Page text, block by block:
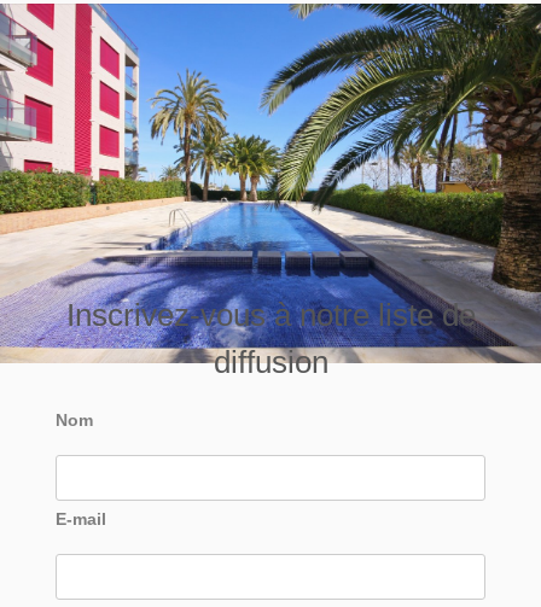
Inscrivez-vous à notre liste de
diffusion
Nom
E-mail